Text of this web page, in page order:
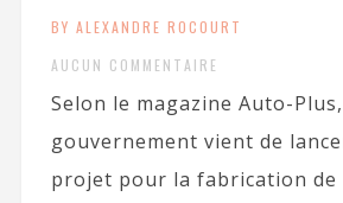
BY ALEXANDRE ROCOURT
AUCUN COMMENTAIRE
Selon le magazine Auto-
gouvernement vient de
projet pour la fabrication de